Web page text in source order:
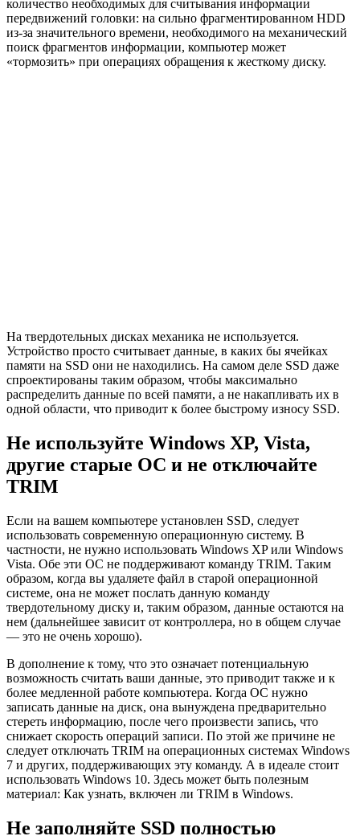
количество необходимых для считывания информации
передвижений головки: на сильно фрагментированном HDD
из-за значительного времени, необходимого на механический
поиск фрагментов информации, компьютер может
«тормозить» при операциях обращения к жесткому диску.
На твердотельных дисках механика не используется.
Устройство просто считывает данные, в каких бы ячейках
памяти на SSD они не находились. На самом деле SSD даже
спроектированы таким образом, чтобы максимально
распределить данные по всей памяти, а не накапливать их в
одной области, что приводит к более быстрому износу SSD.
Не используйте Windows XP, Vista,
другие старые ОС и не отключайте
TRIM
Если на вашем компьютере установлен SSD, следует
использовать современную операционную систему. В
частности, не нужно использовать Windows XP или Windows
Vista. Обе эти ОС не поддерживают команду TRIM. Таким
образом, когда вы удаляете файл в старой операционной
системе, она не может послать данную команду
твердотельному диску и, таким образом, данные остаются на
нем (дальнейшее зависит от контроллера, но в общем случае
— это не очень хорошо).
В дополнение к тому, что это означает потенциальную
возможность считать ваши данные, это приводит также и к
более медленной работе компьютера. Когда ОС нужно
записать данные на диск, она вынуждена предварительно
стереть информацию, после чего произвести запись, что
снижает скорость операций записи. По этой же причине не
следует отключать TRIM на операционных системах Windows
7 и других, поддерживающих эту команду. А в идеале стоит
использовать Windows 10. Здесь может быть полезным
материал: Как узнать, включен ли TRIM в Windows.
Не заполняйте SSD полностью